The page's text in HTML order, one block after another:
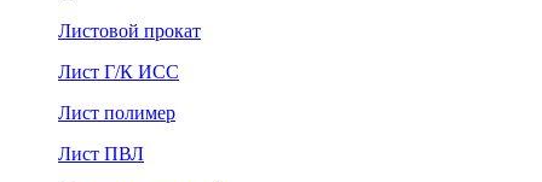
Листовой прокат
Лист Г/К ИСС
Лист полимер
Лист ПВЛ